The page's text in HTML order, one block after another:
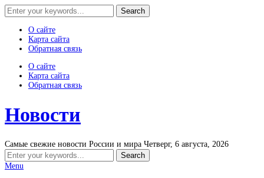
О сайте
Карта сайта
Обратная связь
О сайте
Карта сайта
Обратная связь
Новости
Самые свежие новости России и мира Четверг, 6 августа, 2026
Menu